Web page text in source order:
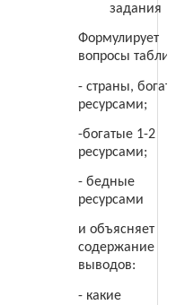
задания
Формулирует
вопросы
- страны,
ресурсами;
-богатые 1-2
ресурсами;
- бедные
ресурсами
и объясняет
содержание
выводов:
- какие